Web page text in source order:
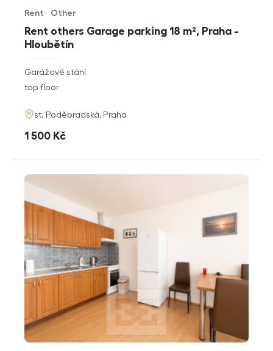
Rent others Garage parking 18 m², Praha -
Hloubětín
Offer type
Rent
Property type
Other
rozměry
disposition
Garážové stání
funkce
top floor
adresa
st. Poděbradská, Praha
cena
1 500 Kč